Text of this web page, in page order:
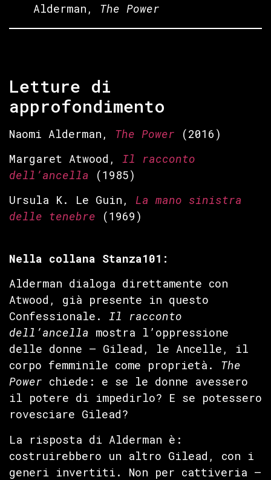
Alderman, The Power
Letture di
approfondimento
Naomi Alderman, The Power (2016)
Margaret Atwood, Il racconto
dell’ancella (1985)
Ursula K. Le Guin, La mano sinistra
delle tenebre (1969)
Nella collana Stanza101:
Alderman dialoga direttamente con
Atwood, già presente in questo
Confessionale. Il racconto
dell’ancella mostra l’oppressione
delle donne — Gilead, le Ancelle, il
corpo femminile come proprietà. The
Power chiede: e se le donne avessero
il potere di impedirlo? E se potessero
rovesciare Gilead?
La risposta di Alderman è:
costruirebbero un altro Gilead, con i
generi invertiti. Non per cattiveria —